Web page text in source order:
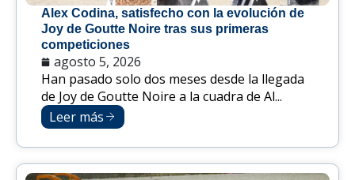
Alex Codina, satisfecho con la evolución de
Joy de Goutte Noire tras sus primeras
competiciones
agosto 5, 2026
Han pasado solo dos meses desde la llegada
de Joy de Goutte Noire a la cuadra de Al...
Leer más